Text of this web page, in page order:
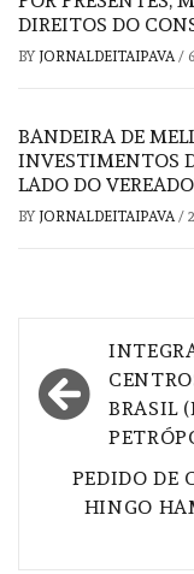
DIREITOS DO
BY JORNALDEITAIPAVA/
BANDEIRA DE
INVESTIMENTOS
LADO DO
BY JORNALDEITAIPAVA/
de
Post
BRASIL
PEDIDO DE
HINGO